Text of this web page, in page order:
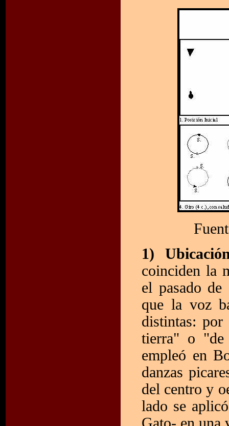
1)
coinciden la
el pasado
que la voz
distintas:
tierra" o "de
empleó en
danzas
del centro y
lado se